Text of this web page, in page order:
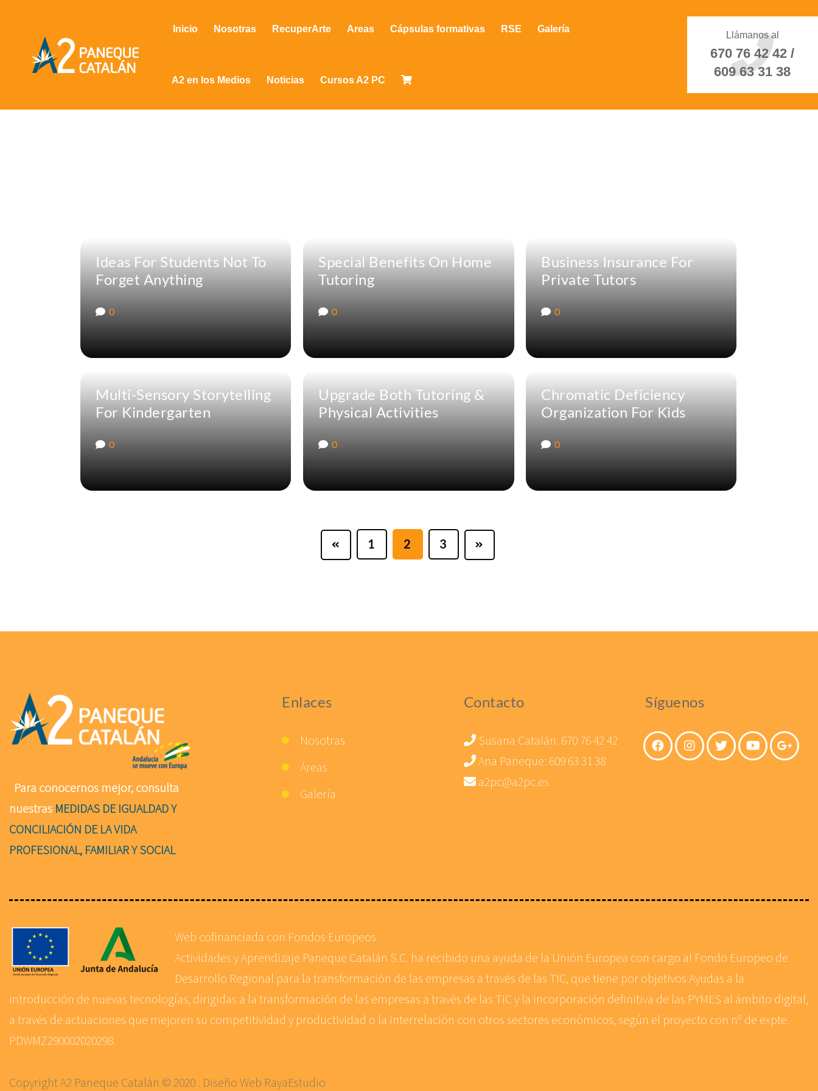
Inicio Nosotras RecuperArte Areas Cápsulas formativas RSE Galería
A2 en los Medios Noticias Cursos A2 PC
Llámanos al
670 76 42 42 /
609 63 31 38
Ideas For Students Not To
Forget Anything
0
Special Benefits On Home
Tutoring
0
Business Insurance For
Private Tutors
0
Multi-Sensory Storytelling
For Kindergarten
0
Upgrade Both Tutoring &
Physical Activities
0
Chromatic Deficiency
Organization For Kids
0
1 2 3
Para conocernos mejor, consulta
nuestras MEDIDAS DE IGUALDAD Y
CONCILIACIÓN DE LA VIDA
PROFESIONAL, FAMILIAR Y SOCIAL
Enlaces
Nosotras
Áreas
Galería
Contacto
Susana Catalán: 670 76 42 42
Ana Paneque: 609 63 31 38
a2pc@a2pc.es
Síguenos
Web cofinanciada con Fondos Europeos.
Actividades y Aprendizaje Paneque Catalán S.C. ha recibido una ayuda de la Unión Europea con cargo al Fondo Europeo de
Desarrollo Regional para la transformación de las empresas a través de las TIC, que tiene por objetivos Ayudas a la
introducción de nuevas tecnologías, dirigidas a la transformación de las empresas a través de las TIC y la incorporación definitiva de las PYMES al ámbito digital,
a través de actuaciones que mejoren su competitividad y productividad o la interrelación con otros sectores económicos, según el proyecto con nº de expte.
PDWMZ290002020298.
Copyright A2 Paneque Catalán © 2020 . Diseño Web RayaEstudio